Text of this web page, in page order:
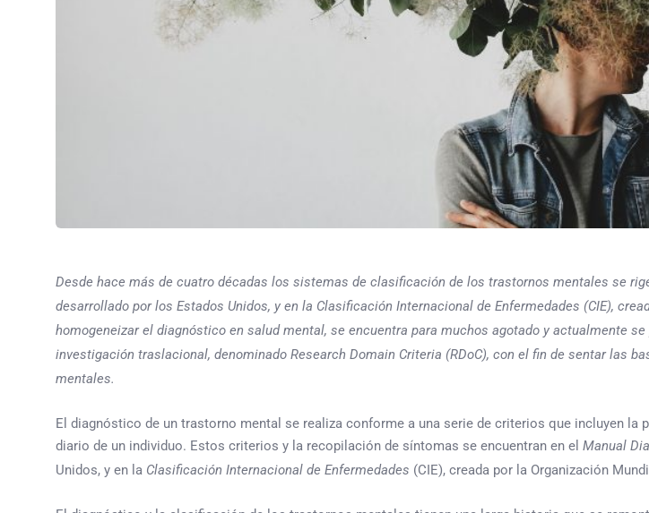
Desde hace más de cuatro décadas los sistemas de clasificación de los trastornos mentales se
desarrollado por los Estados Unidos, y en la Clasificación Internacional de Enfermedades (CIE),
homogeneizar el diagnóstico en salud mental, se encuentra para muchos agotado y actualmente
investigación traslacional, denominado Research Domain Criteria (RDoC), con el fin de sentar las
mentales.
El diagnóstico de un trastorno mental se realiza conforme a una serie de criterios que incluyen
diario de un individuo. Estos criterios y la recopilación de síntomas se encuentran en el Manual
Unidos, y en la Clasificación Internacional de Enfermedades (CIE), creada por la Organización